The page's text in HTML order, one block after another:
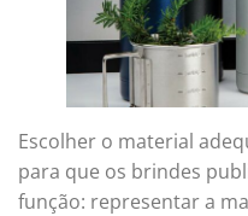
Escolher o material
para que os brindes
função: representar a